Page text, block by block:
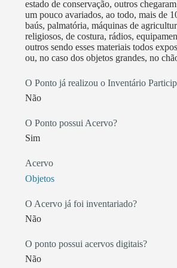
Blanc. Outro trabalho feito acontece
espaço, indo a outras cidades, projetos e
região, dando palestras e participando
sobre história, cultura e importância da
estado de conservação, outros
um pouco avariados, ao todo, mais de
baús, palmatória, máquinas de
religiosos, de costura, rádios,
outros sendo esses materiais todos
ou, no caso dos objetos grandes, no
O Ponto já realizou o Inventário
Não
O Ponto possui Acervo?
Sim
Acervo
Objetos
O Acervo já foi inventariado?
Não
O ponto possui acervos digitais?
Não